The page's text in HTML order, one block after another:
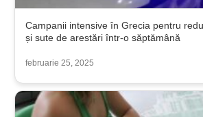
Campanii intensive în Grecia pentru
și sute de arestări într-o săptămână
februarie 25, 2025